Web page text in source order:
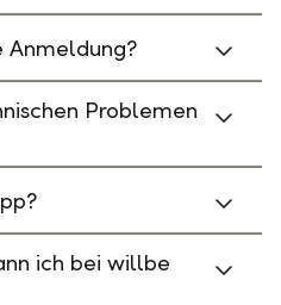
Anmeldung?
Problemen
ich bei willbe